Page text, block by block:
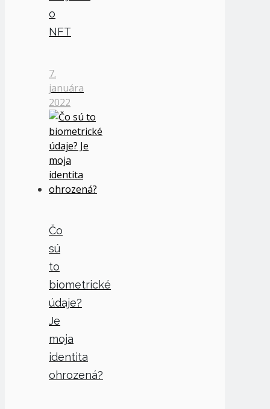
o
NFT
7.
januára
2022
Čo
sú
to
biometrické
údaje?
Je
moja
identita
ohrozená?